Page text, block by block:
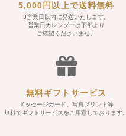
5,000円以上で送料無料
3営業日以内に発送いたします。
営業日カレンダーは下部より
ご確認くださいませ。
無料ギフトサービス
メッセージカード、写真プリント等
無料でギフトサービスをご用意しております。